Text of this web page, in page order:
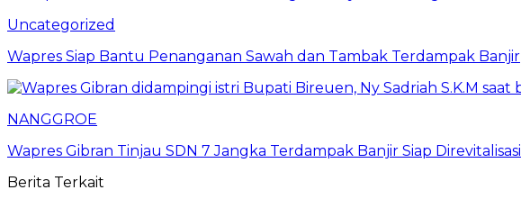
Uncategorized
Wapres Siap Bantu Penanganan Sawah dan Tambak Terdampak Banjir
NANGGROE
Wapres Gibran Tinjau SDN 7 Jangka Terdampak Banjir Siap Direvitalisasi
Berita Terkait